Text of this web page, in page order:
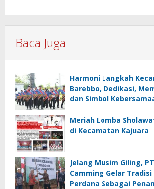
Baca Juga
Harmoni Langkah
Barebbo, Dedikasi,
dan Simbol
Meriah Lomba
di Kecamatan Kajuara
Jelang Musim Giling,
Camming Gelar
Perdana Sebagai